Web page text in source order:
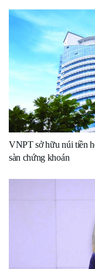
VNPT sở hữu núi tiền
sàn chứng khoán